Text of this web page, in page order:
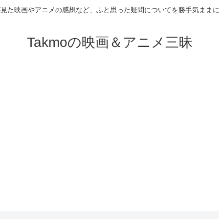
た映画やアニメの感想など、ふと思った疑問についてを勝手気まま
Takmoの映画＆アニメ三昧